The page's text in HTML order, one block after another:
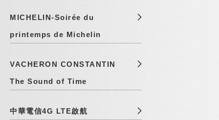
MICHELIN-Soirée du
printemps de Michelin
VACHERON CONSTANTIN
The Sound of Time
中華電信4G LTE啟航